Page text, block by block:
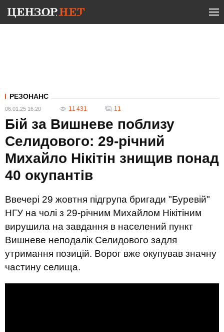
РЕЗОНАНС
06.01.25 16:20 11 431 11
Бій за Вишневе поблизу
Селидового: 29-річний
Михайло Нікітін знищив понад
40 окупантів
Ввечері 29 жовтня підгрупа бригади "Буревій"
НГУ на чолі з 29-річним Михайлом Нікітіним
вирушила на завдання в населений пункт
Вишневе неподалік Селидового задля
утримання позицій. Ворог вже окупував значну
частину селища.